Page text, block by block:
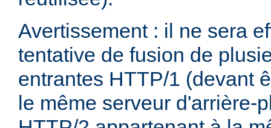
Avertissement : il ne sera
tentative de fusion de
entrantes HTTP/1 (devant
le même serveur d'arrière-